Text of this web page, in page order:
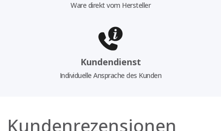
Ware direkt vom Hersteller
Kundendienst
Individuelle Ansprache des Kunden
Kundenrezensionen